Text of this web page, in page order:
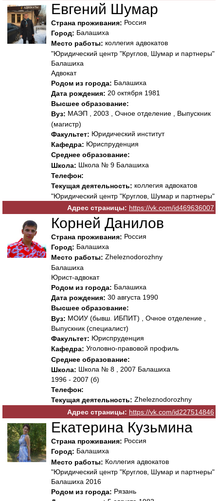
Евгений Шумар
Страна проживания: Россия
Город: Балашиха
Место работы: коллегия адвокатов
"Юридический центр "Круглов, Шумар и партнеры"
Балашиха
Адвокат
Родом из города: Балашиха
Дата рождения: 20 октября 1981
Высшее образование:
Вуз: МАЭП , 2003 , Очное отделение , Выпускник
(магистр)
Факультет: Юридический институт
Кафедра: Юриспруденция
Среднее образование:
Школа: Школа № 9 Балашиха
Телефон:
Текущая деятельность: коллегия адвокатов
"Юридический центр "Круглов, Шумар и партнеры"
Адрес страницы: https://vk.com/id469636007
Корней Данилов
Страна проживания: Россия
Город: Балашиха
Место работы: Zheleznodorozhny
Балашиха
Юрист-адвокат
Родом из города: Балашиха
Дата рождения: 30 августа 1990
Высшее образование:
Вуз: МОИУ (бывш. ИБПИТ) , Очное отделение ,
Выпускник (специалист)
Факультет: Юриспруденция
Кафедра: Уголовно-правовой профиль
Среднее образование:
Школа: Школа № 8 , 2007 Балашиха
1996 - 2007 (б)
Телефон:
Текущая деятельность: Zheleznodorozhny
Адрес страницы: https://vk.com/id227514846
Екатерина Кузьмина
Страна проживания: Россия
Город: Балашиха
Место работы: Коллегия адвокатов
"Юридический центр "Круглов, Шумар и партнеры"
Балашиха 2016
Родом из города: Рязань